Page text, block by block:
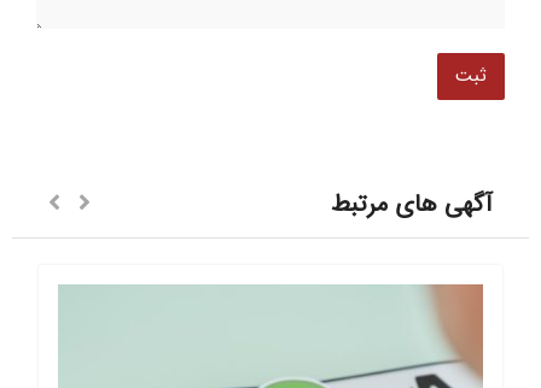
آگهی های مرتبط